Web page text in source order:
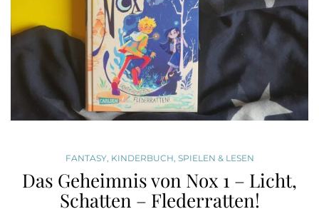
FANTASY, KINDERBUCH, SPIELEN & LESEN
Das Geheimnis von Nox 1 – Licht,
Schatten – Flederratten!